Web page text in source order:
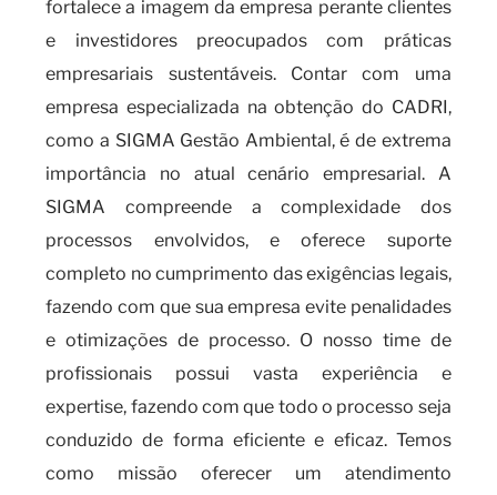
fortalece a imagem da empresa perante clientes
e investidores preocupados com práticas
empresariais sustentáveis. Contar com uma
empresa especializada na obtenção do CADRI,
como a SIGMA Gestão Ambiental, é de extrema
importância no atual cenário empresarial. A
SIGMA compreende a complexidade dos
processos envolvidos, e oferece suporte
completo no cumprimento das exigências legais,
fazendo com que sua empresa evite penalidades
e otimizações de processo. O nosso time de
profissionais possui vasta experiência e
expertise, fazendo com que todo o processo seja
conduzido de forma eficiente e eficaz. Temos
como missão oferecer um atendimento